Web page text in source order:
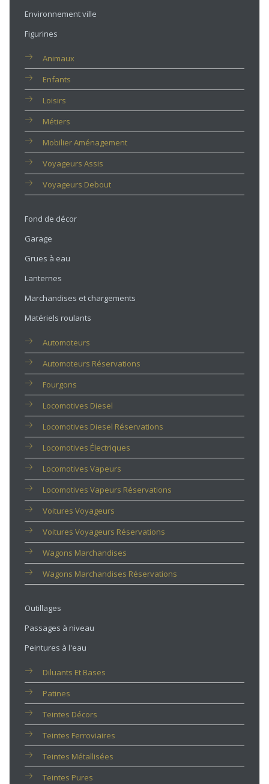
Environnement ville
Figurines
Animaux
Enfants
Loisirs
Métiers
Mobilier Aménagement
Voyageurs Assis
Voyageurs Debout
Fond de décor
Garage
Grues à eau
Lanternes
Marchandises et chargements
Matériels roulants
Automoteurs
Automoteurs Réservations
Fourgons
Locomotives Diesel
Locomotives Diesel Réservations
Locomotives Électriques
Locomotives Vapeurs
Locomotives Vapeurs Réservations
Voitures Voyageurs
Voitures Voyageurs Réservations
Wagons Marchandises
Wagons Marchandises Réservations
Outillages
Passages à niveau
Peintures à l'eau
Diluants Et Bases
Patines
Teintes Décors
Teintes Ferroviaires
Teintes Métallisées
Teintes Pures